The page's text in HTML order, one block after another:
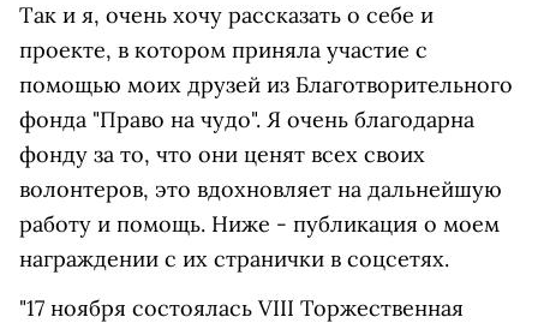
Так и я, очень хочу рассказать о себе и
проекте, в котором приняла участие с
помощью моих друзей из Благотворительного
фонда "Право на чудо". Я очень благодарна
фонду за то, что они ценят всех своих
волонтеров, это вдохновляет на дальнейшую
работу и помощь. Ниже - публикация о моем
награждении с их странички в соцсетях.
"17 ноября состоялась VIII Торжественная